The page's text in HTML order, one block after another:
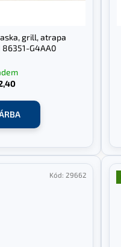
grill, atrapa
86351-G4AA0
Kód: 29662